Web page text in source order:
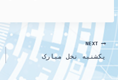
NEXT
یکشنبه نخل مبارک